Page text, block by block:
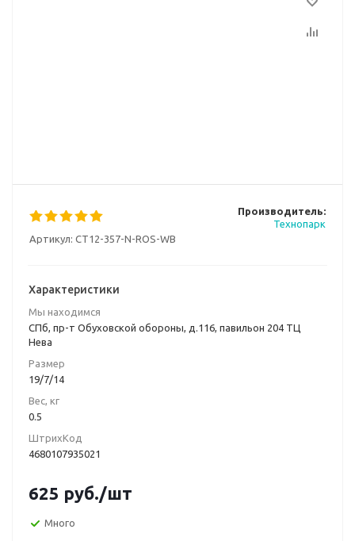
Артикул: CT12-357-N-ROS-WB
Производитель:
Технопарк
Характеристики
Мы находимся
СПб, пр-т Обуховской обороны, д.116, павильон 204 ТЦ
Нева
Размер
19/7/14
Вес, кг
0.5
ШтрихКод
4680107935021
625 руб./шт
Много